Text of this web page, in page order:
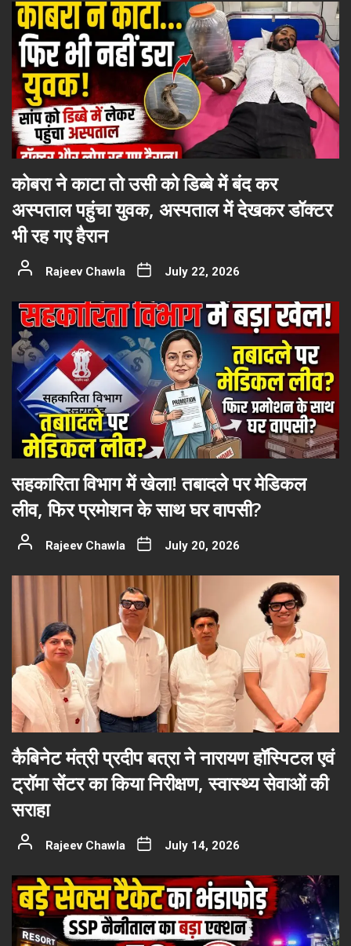
कोबरा ने काटा तो उसी को डिब्बे में बंद कर
अस्पताल पहुंचा युवक, अस्पताल में देखकर डॉक्टर
भी रह गए हैरान
Rajeev Chawla July 22, 2026
सहकारिता विभाग में खेला! तबादले पर मेडिकल
लीव, फिर प्रमोशन के साथ घर वापसी?
Rajeev Chawla July 20, 2026
कैबिनेट मंत्री प्रदीप बत्रा ने नारायण हॉस्पिटल एवं
ट्रॉमा सेंटर का किया निरीक्षण, स्वास्थ्य सेवाओं की
सराहा
Rajeev Chawla July 14, 2026